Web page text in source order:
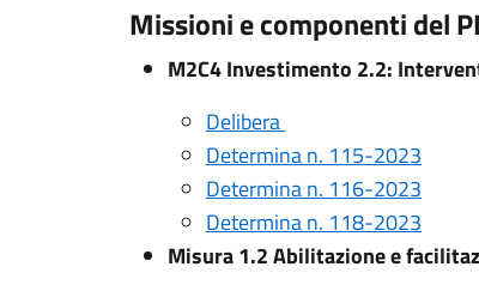
Missioni e componenti del
M2C4 Investimento 2.2:
Delibera
Determina n. 115-2023
Determina n. 116-2023
Determina n. 118-2023
Misura 1.2 Abilitazione e